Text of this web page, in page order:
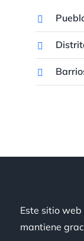
Este sitio
mantiene